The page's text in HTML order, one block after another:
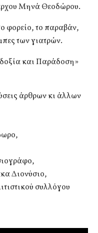
Μηνά Θεοδώρου.
φορείο, το παραβάν,
των γιατρών.
και Παράδοση»
άρθρων κι άλλων
Διονύσιο,
συλλόγου